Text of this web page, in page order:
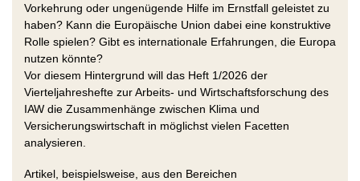
Vorkehrung oder ungenügende Hilfe im Ernstfall geleistet zu
haben? Kann die Europäische Union dabei eine konstruktive
Rolle spielen? Gibt es internationale Erfahrungen, die Europa
nutzen könnte?
Vor diesem Hintergrund will das Heft 1/2026 der
Vierteljahreshefte zur Arbeits- und Wirtschaftsforschung des
IAW die Zusammenhänge zwischen Klima und
Versicherungswirtschaft in möglichst vielen Facetten
analysieren.
Artikel, beispielsweise, aus den Bereichen